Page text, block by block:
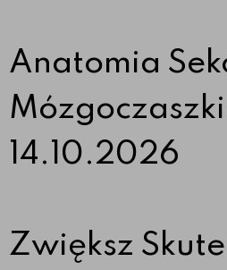
Anatomia
Mózgoczaszki
14.10.2026
Zwiększ